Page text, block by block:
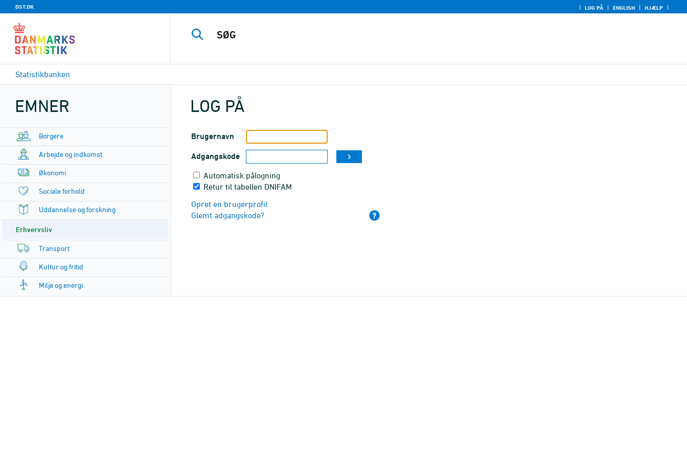
DST.DK LOG PÅ ENGLISH HJÆLP
Statistikbanken
EMNER
Borgere
Arbejde og indkomst
Økonomi
Sociale forhold
Uddannelse og forskning
Erhvervsliv
Transport
Kultur og fritid
Miljø og energi
LOG PÅ
Brugernavn
Adgangskode
Automatisk pålogning
Retur til tabellen DNIFAM
Opret en brugerprofil
Glemt adgangskode?